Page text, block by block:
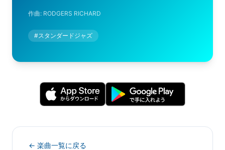
作曲: RODGERS RICHARD
#スタンダードジャズ
← 楽曲一覧に戻る